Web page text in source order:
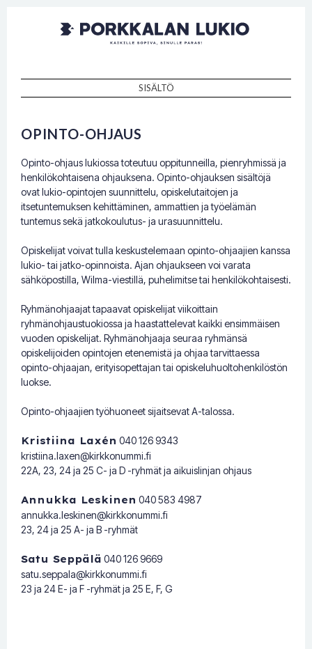
Porkkalan
lukio
Kaikille sopiva, sinulle paras!
SISÄLTÖ
OPINTO-OHJAUS
Opinto-ohjaus lukiossa toteutuu oppitunneilla, pienryhmissä ja
henkilökohtaisena ohjauksena. Opinto-ohjauksen sisältöjä
ovat lukio-opintojen suunnittelu, opiskelutaitojen ja
itsetuntemuksen kehittäminen, ammattien ja työelämän
tuntemus sekä jatkokoulutus- ja urasuunnittelu.
Opiskelijat voivat tulla keskustelemaan opinto-ohjaajien kanssa
lukio- tai jatko-opinnoista. Ajan ohjaukseen voi varata
sähköpostilla, Wilma-viestillä, puhelimitse tai henkilökohtaisesti.
Ryhmänohjaajat tapaavat opiskelijat viikoittain
ryhmänohjaustuokiossa ja haastattelevat kaikki ensimmäisen
vuoden opiskelijat. Ryhmänohjaaja seuraa ryhmänsä
opiskelijoiden opintojen etenemistä ja ohjaa tarvittaessa
opinto-ohjaajan, erityisopettajan tai opiskeluhuoltohenkilöstön
luokse.
Opinto-ohjaajien työhuoneet sijaitsevat A-talossa.
Kristiina Laxén 040 126 9343
kristiina.laxen@kirkkonummi.fi
22A, 23, 24 ja 25 C- ja D -ryhmät ja aikuislinjan ohjaus
Annukka Leskinen 040 583 4987
annukka.leskinen@kirkkonummi.fi
23, 24 ja 25 A- ja B -ryhmät
Satu Seppälä 040 126 9669
satu.seppala@kirkkonummi.fi
23 ja 24 E- ja F -ryhmät ja 25 E, F, G